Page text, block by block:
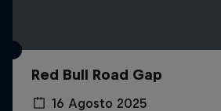
Red Bull Road Gap
16 Agosto 2025